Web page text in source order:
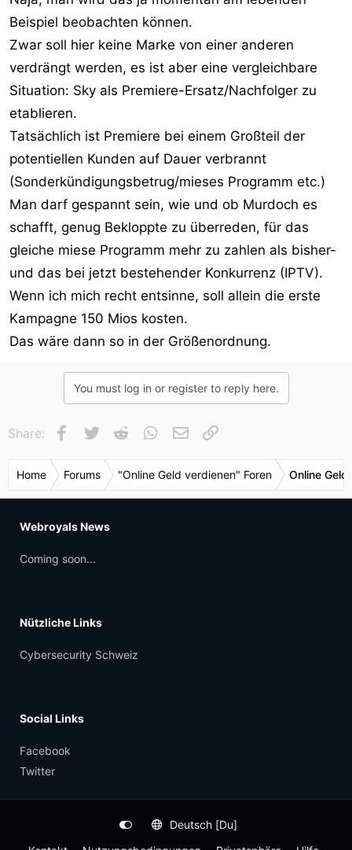
Beispiel beobachten können.
Zwar soll hier keine Marke von einer anderen
verdrängt werden, es ist aber eine vergleichbare
Situation: Sky als Premiere-Ersatz/Nachfolger zu
etablieren.
Tatsächlich ist Premiere bei einem Großteil der
potentiellen Kunden auf Dauer verbrannt
(Sonderkündigungsbetrug/mieses Programm etc.)
Man darf gespannt sein, wie und ob Murdoch es
schafft, genug Bekloppte zu überreden, für das
gleiche miese Programm mehr zu zahlen als bisher-
und das bei jetzt bestehender Konkurrenz (IPTV).
Wenn ich mich recht entsinne, soll allein die erste
Kampagne 150 Mios kosten.
Das wäre dann so in der Größenordnung.
You must log in or register to reply here.
Share: Facebook
Twitter Reddit WhatsApp
E-Mail
Home Forums "Online Geld verdienen" Foren Online
Webroyals News
Coming soon...
Nützliche Links
Cybersecurity Schweiz
Social Links
Facebook
Twitter
Deutsch [Du]